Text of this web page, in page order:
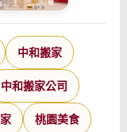
中和搬家
中和搬家公司
桃園美食